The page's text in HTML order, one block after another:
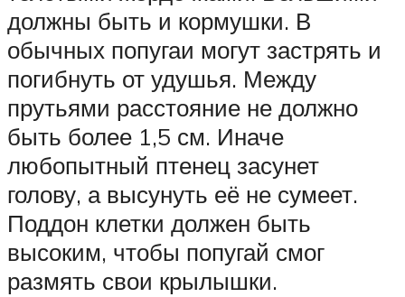
должны быть и кормушки. В
обычных попугаи могут застрять и
погибнуть от удушья. Между
прутьями расстояние не должно
быть более 1,5 см. Иначе
любопытный птенец засунет
голову, а высунуть её не сумеет.
Поддон клетки должен быть
высоким, чтобы попугай смог
размять свои крылышки.